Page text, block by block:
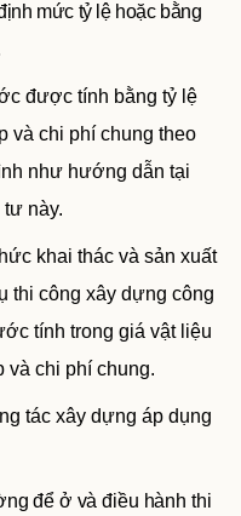
mức tỷ lệ hoặc bằng
được tính bằng tỷ lệ
và chi phí chung theo
như hướng dẫn tại
tư này.
khai thác và sản xuất
thi công xây dựng công
tính trong giá vật liệu
và chi phí chung.
tác xây dựng áp dụng
để ở và điều hành thi